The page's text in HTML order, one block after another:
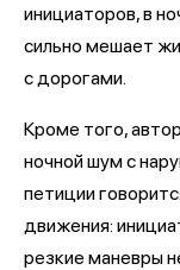
инициаторов, в
сильно мешает
с дорогами.
Кроме того,
ночной шум с
петиции
движения:
резкие маневры